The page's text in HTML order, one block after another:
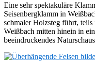
Eine sehr spektakuläre
Seisenbergklamm in
schmaler Holzsteg führt,
Weißbach mitten hinein in
beeindruckendes